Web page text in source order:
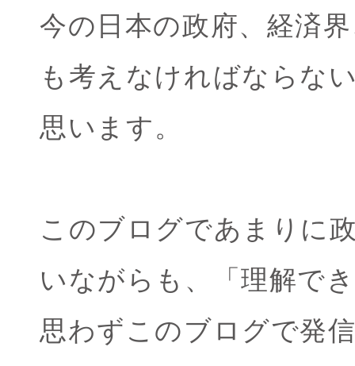
今の日本の政府、経済
も考えなければならな
思います。
このブログであまりに
いながらも、「理解で
思わずこのブログで発